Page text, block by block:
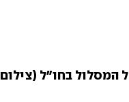
המסלול בחו"ל